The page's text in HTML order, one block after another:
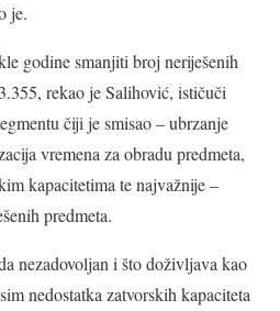
je.
godine smanjiti broj neriješenih
rekao je Salihović, ističuči
čiji je smisao – ubrzanje
vremena za obradu predmeta,
kapacitetima te najvažnije –
predmeta.
nezadovoljan i što doživljava kao
nedostatka zatvorskih kapaciteta